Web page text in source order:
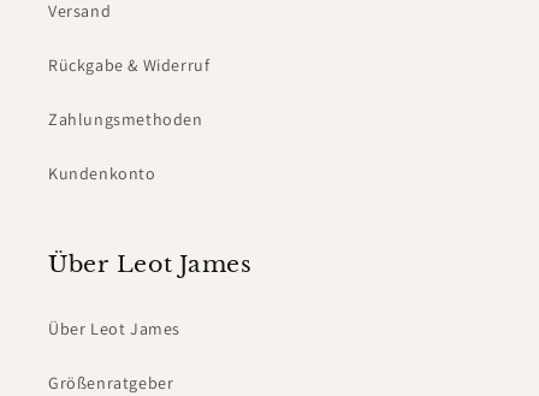
Versand
Rückgabe & Widerruf
Zahlungsmethoden
Kundenkonto
Über Leot James
Über Leot James
Größenratgeber